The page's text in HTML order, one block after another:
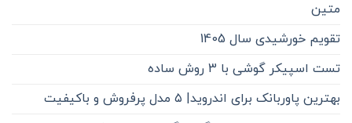
متین
تقویم خورشیدی سال 1405
تست اسپیکر گوشی با 3 روش ساده
بهترین پاوربانک برای اندروید| ۵ مدل پرفروش و باکیفیت